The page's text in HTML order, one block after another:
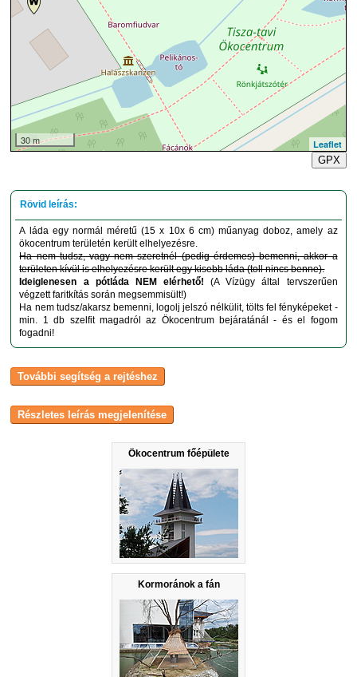
Ökocentrum főépülete
Kormoránok a fán
30 m
Leaflet
GPX
A láda egy normál méretű (15 x 10x 6 cm) műanyag doboz, amely az
ökocentrum területén került elhelyezésre.
Ha nem tudsz, vagy nem szeretnél (pedig érdemes) bemenni, akkor a
területen kívül is elhelyezésre került egy kisebb láda (toll nincs benne).
Ideiglenesen a pótláda NEM elérhető! (A Vízügy által tervszerűen
végzett faritkítás során megsemmisült!)
Ha nem tudsz/akarsz bemenni, logolj jelszó nélkülit, tölts fel fényképeket -
min. 1 db szelfit magadról az Ökocentrum bejáratánál - és el fogom
fogadni!